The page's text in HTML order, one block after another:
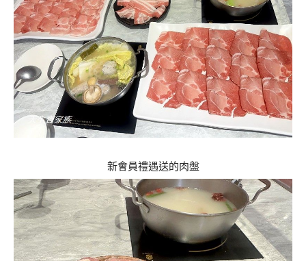
新會員禮遇送的肉盤